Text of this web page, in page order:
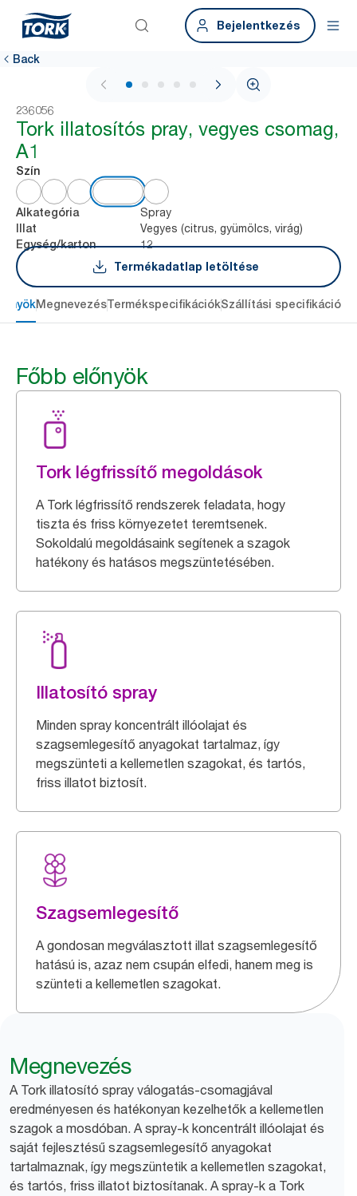
Bejelentkezés
Back
1 / 6
236056
Tork illatosítós pray, vegyes csomag,
A1
Szín
Alkategória Spray
Illat Vegyes (citrus, gyümölcs, virág)
Egység/karton
12
Termékadatlap letöltése
MegnevezésTermékspecifikációkSzállítási specifikációk
Főbb előnyök
Tork légfrissítő megoldások
A Tork légfrissítő rendszerek feladata, hogy
tiszta és friss környezetet teremtsenek.
Sokoldalú megoldásaink segítenek a szagok
hatékony és hatásos megszüntetésében.
Illatosító spray
Minden spray koncentrált illóolajat és
szagsemlegesítő anyagokat tartalmaz, így
megszünteti a kellemetlen szagokat, és tartós,
friss illatot biztosít.
Szagsemlegesítő
A gondosan megválasztott illat szagsemlegesítő
hatású is, azaz nem csupán elfedi, hanem meg is
szünteti a kellemetlen szagokat.
Megnevezés
A Tork illatosító spray válogatás-csomagjával
eredményesen és hatékonyan kezelhetők a kellemetlen
szagok a mosdóban. A spray-k koncentrált illóolajat és
saját fejlesztésű szagsemlegesítő anyagokat
tartalmaznak, így megszüntetik a kellemetlen szagokat,
és tartós, friss illatot biztosítanak. A spray-k a Tork